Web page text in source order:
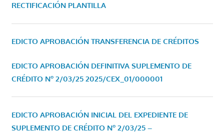
RECTIFICACIÓN PLANTILLA
EDICTO APROBACIÓN TRANSFERENCIA DE CRÉDITOS
EDICTO APROBACIÓN DEFINITIVA SUPLEMENTO DE
CRÉDITO Nº 2/03/25 2025/CEX_01/000001
EDICTO APROBACIÓN INICIAL DEL EXPEDIENTE DE
SUPLEMENTO DE CRÉDITO Nº 2/03/25 –